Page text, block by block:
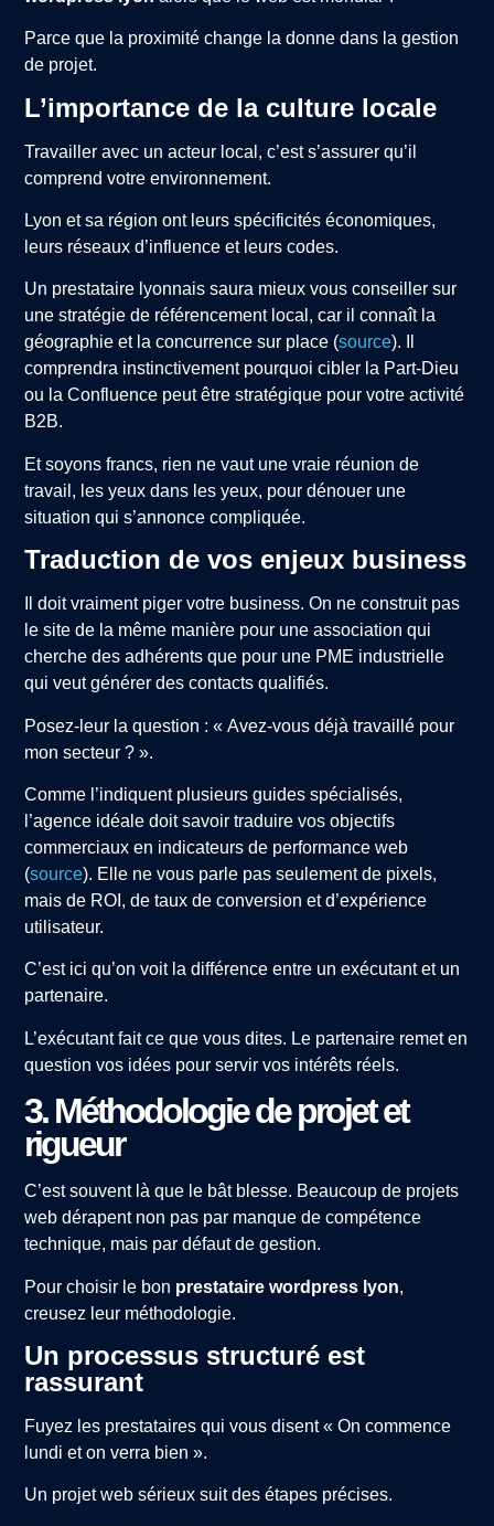
Parce que la proximité change la donne dans la gestion
de projet.
L’importance de la culture locale
Travailler avec un acteur local, c’est s’assurer qu’il
comprend votre environnement.
Lyon et sa région ont leurs spécificités économiques,
leurs réseaux d’influence et leurs codes.
Un prestataire lyonnais saura mieux vous conseiller sur
une stratégie de référencement local, car il connaît la
géographie et la concurrence sur place (source). Il
comprendra instinctivement pourquoi cibler la Part-Dieu
ou la Confluence peut être stratégique pour votre activité
B2B.
Et soyons francs, rien ne vaut une vraie réunion de
travail, les yeux dans les yeux, pour dénouer une
situation qui s’annonce compliquée.
Traduction de vos enjeux business
Il doit vraiment piger votre business. On ne construit pas
le site de la même manière pour une association qui
cherche des adhérents que pour une PME industrielle
qui veut générer des contacts qualifiés.
Posez-leur la question : « Avez-vous déjà travaillé pour
mon secteur ? ».
Comme l’indiquent plusieurs guides spécialisés,
l’agence idéale doit savoir traduire vos objectifs
commerciaux en indicateurs de performance web
(source). Elle ne vous parle pas seulement de pixels,
mais de ROI, de taux de conversion et d’expérience
utilisateur.
C’est ici qu’on voit la différence entre un exécutant et un
partenaire.
L’exécutant fait ce que vous dites. Le partenaire remet en
question vos idées pour servir vos intérêts réels.
3. Méthodologie de projet et
rigueur
C’est souvent là que le bât blesse. Beaucoup de projets
web dérapent non pas par manque de compétence
technique, mais par défaut de gestion.
Pour choisir le bon prestataire wordpress lyon,
creusez leur méthodologie.
Un processus structuré est
rassurant
Fuyez les prestataires qui vous disent « On commence
lundi et on verra bien ».
Un projet web sérieux suit des étapes précises.